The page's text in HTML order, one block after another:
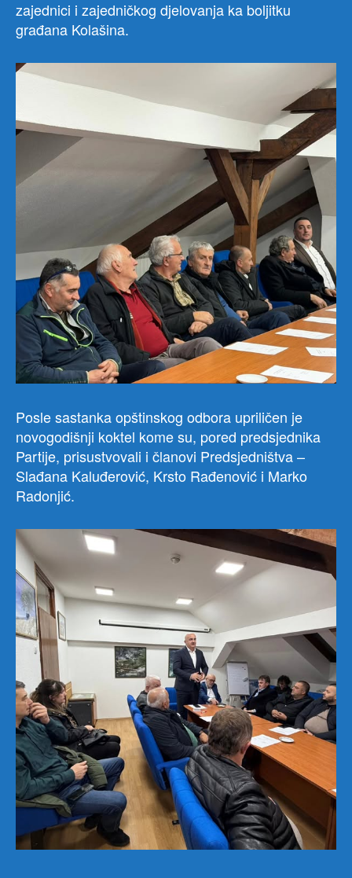
zajednici i zajedničkog djelovanja ka boljitku
građana Kolašina.
Posle sastanka opštinskog odbora upriličen je
novogodišnji koktel kome su, pored predsjednika
Partije, prisustvovali i članovi Predsjedništva –
Slađana Kaluđerović, Krsto Rađenović i Marko
Radonjić.